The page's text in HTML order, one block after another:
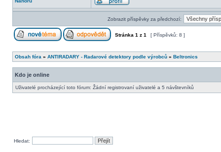
Zobrazit příspěvky za předchozí:
Stránka 1 z 1 [ Příspěvků: 8 ]
Obsah fóra » ANTIRADARY - Radarové detektory podle výrobců » Beltronics
Kdo je online
Uživatelé procházející toto fórum: Žádní registrovaní uživatelé a 5 návštevníků
Hledat: